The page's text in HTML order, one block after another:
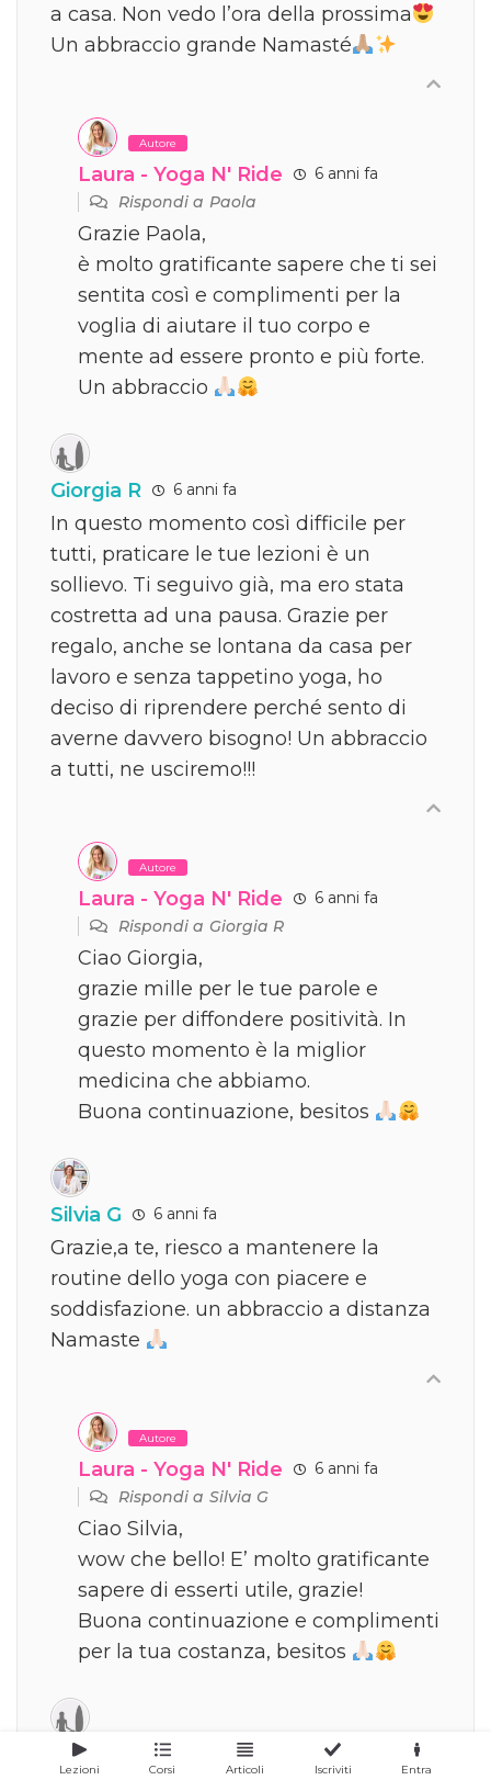
a casa. Non vedo l’ora della prossima
Un abbraccio grande Namasté
Autore
Laura - Yoga N' Ride
6 anni fa
Rispondi aPaola
Grazie Paola,
è molto gratificante sapere che ti sei
sentita così e complimenti per la
voglia di aiutare il tuo corpo e
mente ad essere pronto e più forte.
Un abbraccio
Giorgia R 6 anni fa
In questo momento così difficile per
tutti, praticare le tue lezioni è un
sollievo. Ti seguivo già, ma ero stata
costretta ad una pausa. Grazie per
regalo, anche se lontana da casa per
lavoro e senza tappetino yoga, ho
deciso di riprendere perché sento di
averne davvero bisogno! Un abbraccio
a tutti, ne usciremo!!!
Autore
Laura - Yoga N' Ride
6 anni fa
Rispondi aGiorgia R
Ciao Giorgia,
grazie mille per le tue parole e
grazie per diffondere positività. In
questo momento è la miglior
medicina che abbiamo.
Buona continuazione, besitos
Silvia G 6 anni fa
Grazie,a te, riesco a mantenere la
routine dello yoga con piacere e
soddisfazione. un abbraccio a distanza
Namaste
Autore
Laura - Yoga N' Ride
6 anni fa
Rispondi aSilvia G
Ciao Silvia,
wow che bello! E’ molto gratificante
sapere di esserti utile, grazie!
Buona continuazione e complimenti
per la tua costanza, besitos
Lucia M 6 anni fa
Lezioni Corsi Articoli Iscriviti Entra